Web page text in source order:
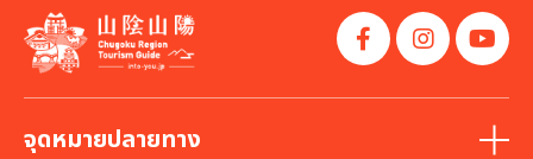
จุดหมายปลายทาง